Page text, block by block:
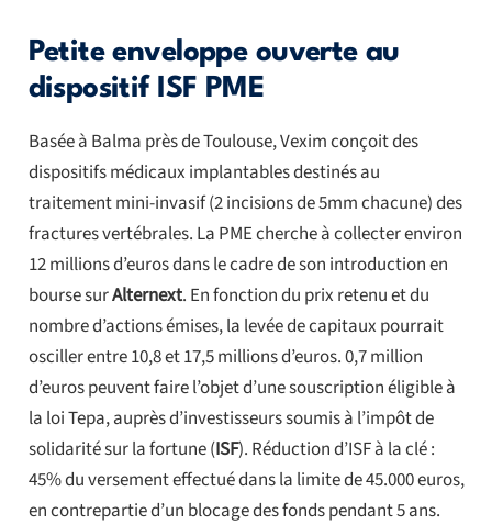
Petite enveloppe ouverte au
dispositif ISF PME
Basée à Balma près de Toulouse, Vexim conçoit des
dispositifs médicaux implantables destinés au
traitement mini-invasif (2 incisions de 5mm chacune) des
fractures vertébrales. La PME cherche à collecter environ
12 millions d’euros dans le cadre de son introduction en
bourse surAlternext. En fonction du prix retenu et du
nombre d’actions émises, la levée de capitaux pourrait
osciller entre 10,8 et 17,5 millions d’euros. 0,7 million
d’euros peuvent faire l’objet d’une souscription éligible à
la loi Tepa, auprès d’investisseurs soumis à l’impôt de
solidarité sur la fortune (ISF). Réduction d’ISF à la clé :
45% du versement effectué dans la limite de 45.000 euros,
en contrepartie d’un blocage des fonds pendant 5 ans.